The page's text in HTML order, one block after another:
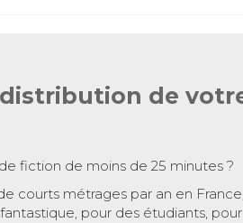
de
fiction de moins de 25 minutes ?
courts métrages par an en
pour des étudiants,